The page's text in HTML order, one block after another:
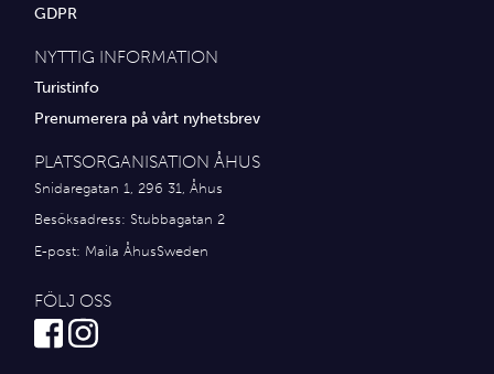
GDPR
NYTTIG INFORMATION
Turistinfo
Prenumerera på vårt nyhetsbrev
PLATSORGANISATION ÅHUS
Snidaregatan 1, 296 31, Åhus
Besöksadress: Stubbagatan 2
E-post: Maila ÅhusSweden
FÖLJ OSS